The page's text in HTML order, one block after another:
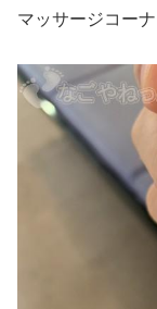
マッサージコー